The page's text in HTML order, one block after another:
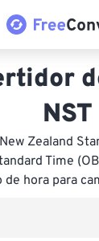
NST
Zealand
Time
de hora para